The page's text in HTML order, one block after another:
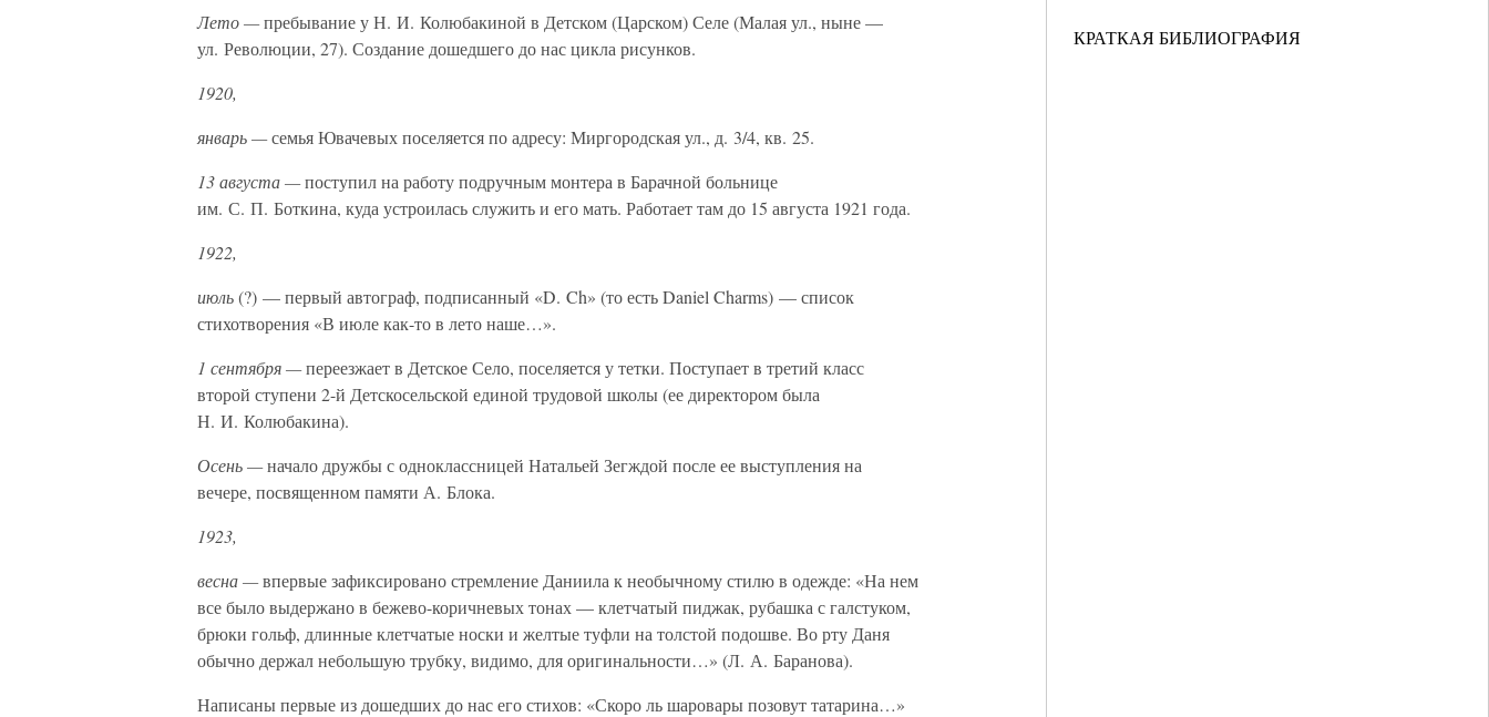
КРАТКАЯ БИБЛИОГРАФИЯ
Лето —пребывание у Н. И. Колюбакиной в Детском (Царском) Селе (Малая ул., ныне —
ул. Революции, 27). Создание дошедшего до нас цикла рисунков.
1920,
январь —семья Ювачевых поселяется по адресу: Миргородская ул., д. 3/4, кв. 25.
13 августа —поступил на работу подручным монтера в Барачной больнице
им. С. П. Боткина, куда устроилась служить и его мать. Работает там до 15 августа 1921 года.
1922,
июль(?) — первый автограф, подписанный «D. Ch» (то есть Daniel Charms) — список
стихотворения «В июле как-то в лето наше…».
1 сентября —переезжает в Детское Село, поселяется у тетки. Поступает в третий класс
второй ступени 2-й Детскосельской единой трудовой школы (ее директором была
Н. И. Колюбакина).
Осень —начало дружбы с одноклассницей Натальей Зегждой после ее выступления на
вечере, посвященном памяти А. Блока.
1923,
весна —впервые зафиксировано стремление Даниила к необычному стилю в одежде: «На нем
все было выдержано в бежево-коричневых тонах — клетчатый пиджак, рубашка с галстуком,
брюки гольф, длинные клетчатые носки и желтые туфли на толстой подошве. Во рту Даня
обычно держал небольшую трубку, видимо, для оригинальности…» (Л. А. Баранова).
Написаны первые из дошедших до нас его стихов: «Скоро ль шаровары позовут татарина…»